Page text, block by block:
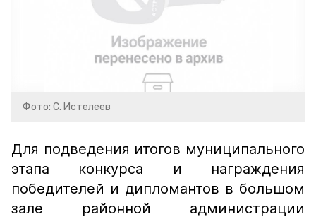
Фото: С. Истелеев
Для подведения итогов муниципального
этапа конкурса и награждения
победителей и дипломантов в большом
зале районной администрации